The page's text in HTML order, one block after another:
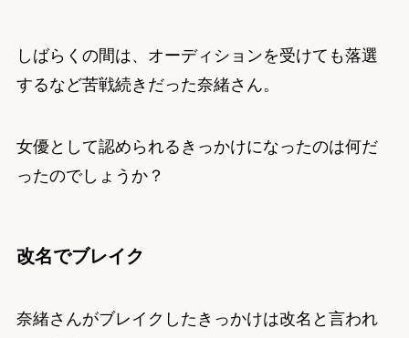
しばらくの間は、オーディションを受けても落選
するなど苦戦続きだった奈緒さん。
女優として認められるきっかけになったのは何だ
ったのでしょうか？
改名でブレイク
奈緒さんがブレイクしたきっかけは改名と言われ